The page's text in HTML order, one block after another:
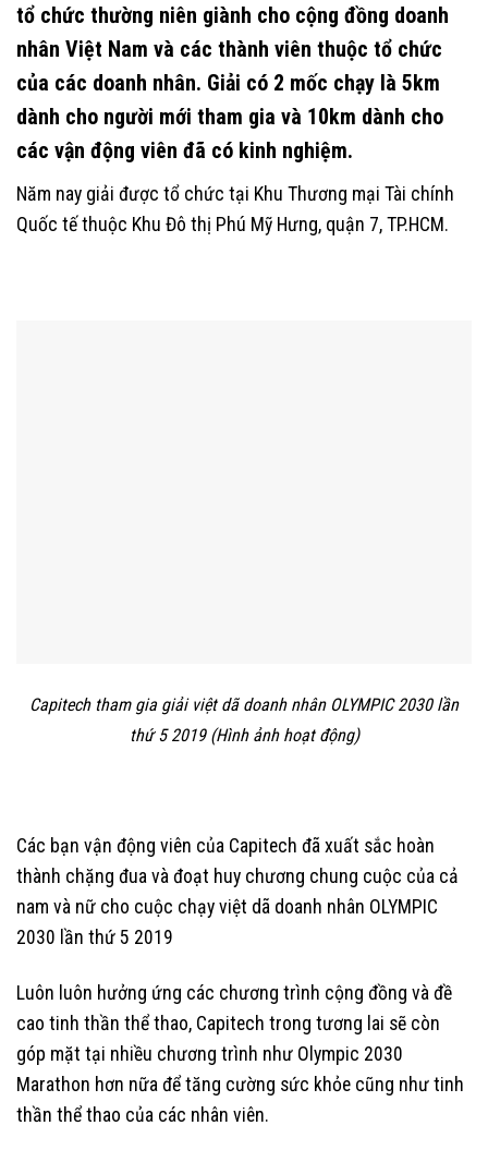
tổ chức thường niên giành cho cộng đồng doanh
nhân Việt Nam và các thành viên thuộc tổ chức
của các doanh nhân. Giải có 2 mốc chạy là 5km
dành cho người mới tham gia và 10km dành cho
các vận động viên đã có kinh nghiệm.
Năm nay giải được tổ chức tại Khu Thương mại Tài chính
Quốc tế thuộc Khu Đô thị Phú Mỹ Hưng, quận 7, TP.HCM.
Capitech tham gia giải việt dã doanh nhân OLYMPIC 2030 lần
thứ 5 2019 (Hình ảnh hoạt động)
Các bạn vận động viên của Capitech đã xuất sắc hoàn
thành chặng đua và đoạt huy chương chung cuộc của cả
nam và nữ cho cuộc chạy việt dã doanh nhân OLYMPIC
2030 lần thứ 5 2019
Luôn luôn hưởng ứng các chương trình cộng đồng và đề
cao tinh thần thể thao, Capitech trong tương lai sẽ còn
góp mặt tại nhiều chương trình như Olympic 2030
Marathon hơn nữa để tăng cường sức khỏe cũng như tinh
thần thể thao của các nhân viên.